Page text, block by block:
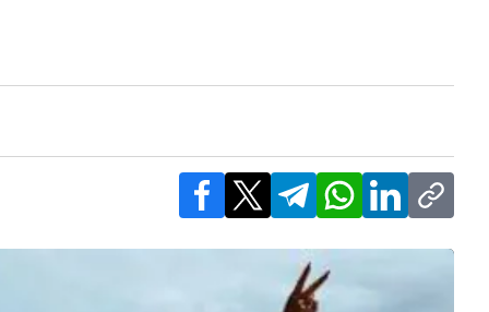
Facebook
X TelegramWhatsApp
LinkedInCopy